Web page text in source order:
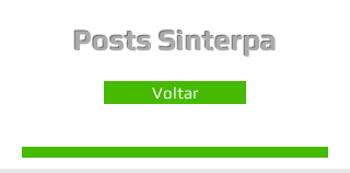
Posts Sinterpa
Voltar